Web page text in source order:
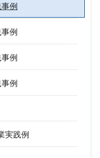
例
例
例
例
実践例